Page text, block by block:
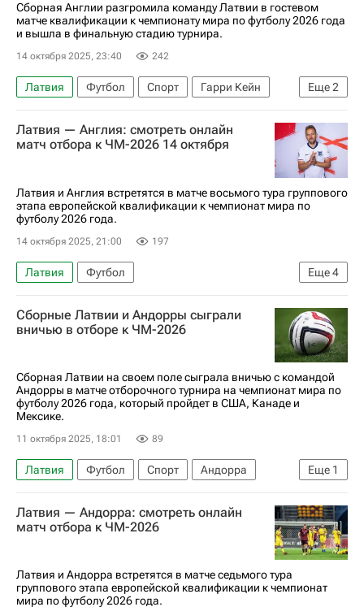
Сборная Англии разгромила команду Латвии в гостевом
матче квалификации к чемпионату мира по футболу 2026 года
и вышла в финальную стадию турнира.
14 октября 2025, 23:40 242
Еще2
Латвия Футбол Спорт
Гарри Кейн
Англия
ЧМ по футболу 2026
Латвия — Англия: смотреть онлайн
матч отбора к ЧМ-2026 14 октября
Латвия и Англия встретятся в матче восьмого тура группового
этапа европейской квалификации к чемпионат мира по
футболу 2026 года.
14 октября 2025, 21:00 197
Еще4
Латвия
Футбол
Анонсы и трансляции матчей
Спорт
Англия
ЧМ по футболу 2026
Сборные Латвии и Андорры сыграли
вничью в отборе к ЧМ-2026
Сборная Латвии на своем поле сыграла вничью с командой
Андорры в матче отборочного турнира на чемпионат мира по
футболу 2026 года, который пройдет в США, Канаде и
Мексике.
11 октября 2025, 18:01 89
Еще 1
Латвия Футбол Спорт
Андорра
ЧМ по футболу 2026
Латвия — Андорра: смотреть онлайн
матч отбора к ЧМ-2026
Латвия и Андорра встретятся в матче седьмого тура
группового этапа европейской квалификации к чемпионат
мира по футболу 2026 года.